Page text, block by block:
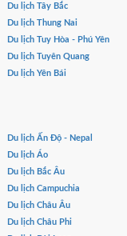
Du lịch Tây Bắc
Du lịch Thung Nai
Du lịch Tuy Hòa - Phú Yên
Du lịch Tuyên Quang
Du lịch Yên Bái
Du lịch Ấn Độ - Nepal
Du lịch Áo
Du lịch Bắc Âu
Du lịch Campuchia
Du lịch Châu Âu
Du lịch Châu Phi